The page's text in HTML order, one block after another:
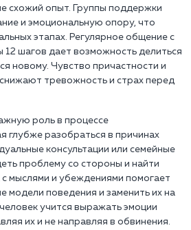
схожий опыт. Группы поддержки
и эмоциональную опору, что
этапах. Регулярное общение с
12 шагов дает возможность делиться
новому. Чувство причастности и
тревожность и страх перед
роль в процессе
глубже разобраться в причинах
консультации или семейные
проблему со стороны и найти
мыслями и убеждениями помогает
модели поведения и заменить их на
учится выражать эмоции
их и не направляя в обвинения.